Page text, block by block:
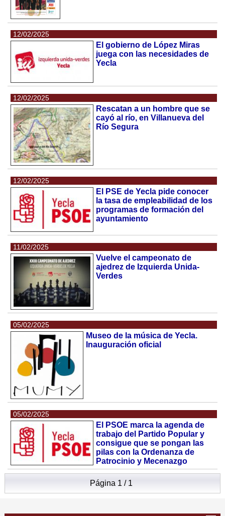
12/02/2025
El gobierno de López Miras
juega con las necesidades de
Yecla
12/02/2025
Rescatan a un hombre que se
cayó al río, en Villanueva del
Río Segura
12/02/2025
El PSE de Yecla pide conocer
la tasa de empleabilidad de los
programas de formación del
ayuntamiento
11/02/2025
Vuelve el campeonato de
ajedrez de Izquierda Unida-
Verdes
05/02/2025
Museo de la música de Yecla.
Inauguración oficial
05/02/2025
El PSOE marca la agenda de
trabajo del Partido Popular y
consigue que se pongan las
pilas con la Ordenanza de
Patrocinio y Mecenazgo
Página 1 / 1